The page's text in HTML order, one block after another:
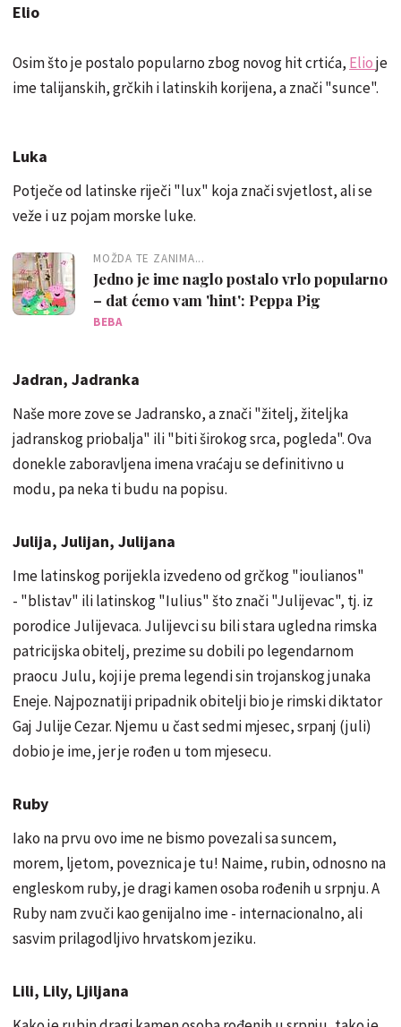
Elio
Osim što je postalo popularno zbog novog hit crtića, Elioje
ime talijanskih, grčkih i latinskih korijena, a znači "sunce".
Luka
Potječe od latinske riječi "lux" koja znači svjetlost, ali se
veže i uz pojam morske luke.
MOŽDA TE ZANIMA...
Jedno je ime naglo postalo vrlo popularno
– dat ćemo vam 'hint': Peppa Pig
BEBA
Jadran, Jadranka
Naše more zove se Jadransko, a znači "žitelj, žiteljka
jadranskog priobalja" ili "biti širokog srca, pogleda". Ova
donekle zaboravljena imena vraćaju se definitivno u
modu, pa neka ti budu na popisu.
Julija, Julijan, Julijana
Ime latinskog porijekla izvedeno od grčkog "ioulianos"
- "blistav" ili latinskog "Iulius" što znači "Julijevac", tj. iz
porodice Julijevaca. Julijevci su bili stara ugledna rimska
patricijska obitelj, prezime su dobili po legendarnom
praocu Julu, koji je prema legendi sin trojanskog junaka
Eneje. Najpoznatiji pripadnik obitelji bio je rimski diktator
Gaj Julije Cezar. Njemu u čast sedmi mjesec, srpanj (juli)
dobio je ime, jer je rođen u tom mjesecu.
Ruby
Iako na prvu ovo ime ne bismo povezali sa suncem,
morem, ljetom, poveznica je tu! Naime, rubin, odnosno na
engleskom ruby, je dragi kamen osoba rođenih u srpnju. A
Ruby nam zvuči kao genijalno ime - internacionalno, ali
sasvim prilagodljivo hrvatskom jeziku.
Lili, Lily, Ljiljana